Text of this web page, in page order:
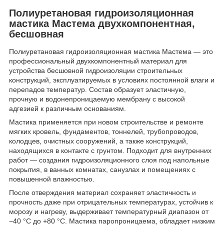
Полиуретановая гидроизоляционная
мастика Мастема двухкомпонентная,
бесшовная
Полиуретановая гидроизоляционная мастика Мастема — это
профессиональный двухкомпонентный материал для
устройства бесшовной гидроизоляции строительных
конструкций, эксплуатируемых в условиях постоянной влаги и
перепадов температур. Состав образует эластичную,
прочную и водонепроницаемую мембрану с высокой
адгезией к различным основаниям.
Мастика применяется при новом строительстве и ремонте
мягких кровель, фундаментов, тоннелей, трубопроводов,
колодцев, очистных сооружений, а также конструкций,
находящихся в контакте с грунтом. Подходит для внутренних
работ — создания гидроизоляционного слоя под напольные
покрытия, в ванных комнатах, санузлах и помещениях с
повышенной влажностью.
После отверждения материал сохраняет эластичность и
прочность даже при отрицательных температурах, устойчив к
морозу и нагреву, выдерживает температурный диапазон от
−40 °C до +80 °C. Мастика паропроницаема, обладает низким